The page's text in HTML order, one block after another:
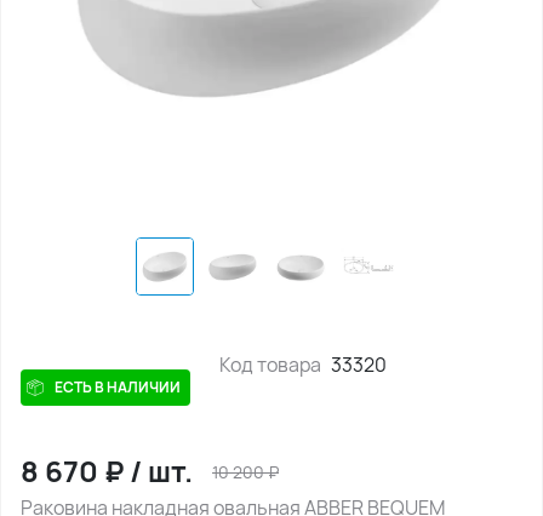
ЕСТЬ В НАЛИЧИИ
Код товара 33320
8 670 ₽/ шт. 10 200₽
Раковина накладная овальная ABBER BEQUEM